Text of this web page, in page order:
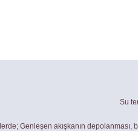
Su
Genleşen akışkanın depolanması,